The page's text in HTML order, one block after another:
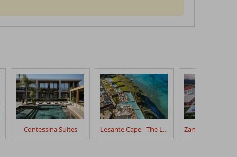
Contessina Suites Lesante Cape - The Leading Hotels of the World